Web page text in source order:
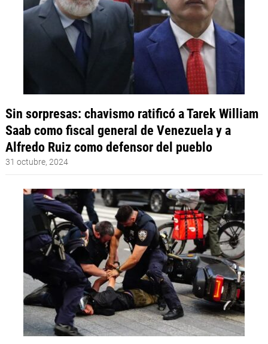
Sin sorpresas: chavismo ratificó a Tarek William
Saab como fiscal general de Venezuela y a
Alfredo Ruiz como defensor del pueblo
31 octubre, 2024